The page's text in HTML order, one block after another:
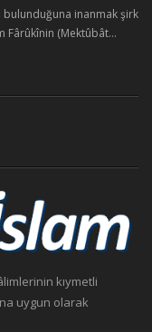
bulunduğuna inanmak şirk
Fârûkînin (Mektûbât...
kıymetli
uygun olarak